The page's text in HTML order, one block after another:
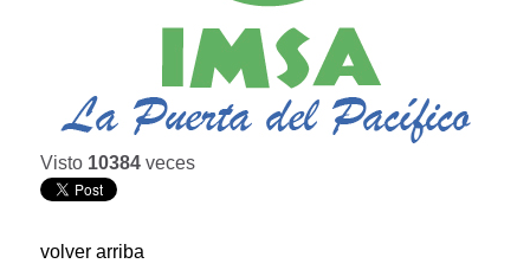
Visto 10384 veces
volver arriba